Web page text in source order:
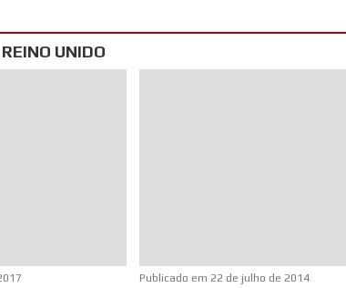
UNIDO
Publicado em 22 de julho de 2014